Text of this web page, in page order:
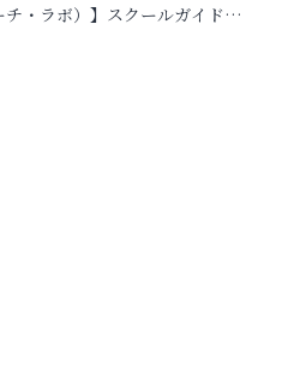
・ラボ）】スクールガイド…